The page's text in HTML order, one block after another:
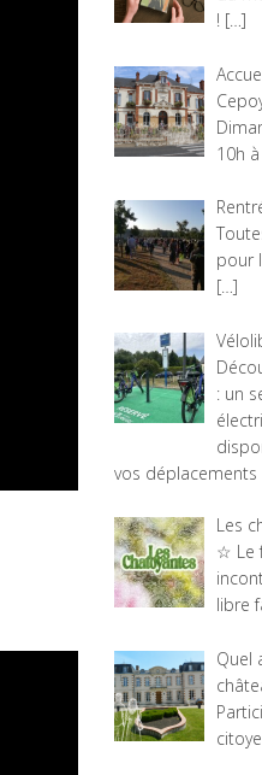
! […]
10h
pour
[…]
: un
vos
Les
☆ Le
libre
Quel